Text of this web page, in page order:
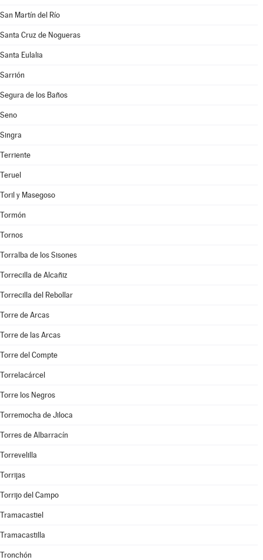
San Martín del Río
Santa Cruz de Nogueras
Santa Eulalia
Sarrión
Segura de los Baños
Seno
Singra
Terriente
Teruel
Toril y Masegoso
Tormón
Tornos
Torralba de los Sisones
Torrecilla de Alcañiz
Torrecilla del Rebollar
Torre de Arcas
Torre de las Arcas
Torre del Compte
Torrelacárcel
Torre los Negros
Torremocha de Jiloca
Torres de Albarracín
Torrevelilla
Torrijas
Torrijo del Campo
Tramacastiel
Tramacastilla
Tronchón